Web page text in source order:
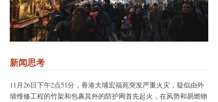
新闻思考
11月26日下午2点51分，香港大埔宏福苑突发严重火灾，疑似由外
墙维修工程的竹架和包裹其外的防护网首先起火，在风势和易燃物